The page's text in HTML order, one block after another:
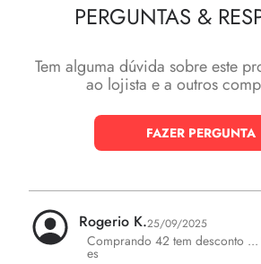
PERGUNTAS &
Tem alguma dúvida sobre este
ao lojista e a outros
FAZER PERGUNTA
Rogerio K.25/09/2025
Comprando 42 tem desconto
es